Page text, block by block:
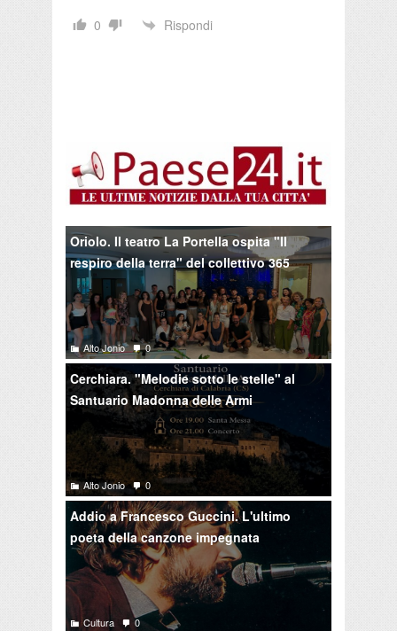
0 Rispondi
Oriolo. Il teatro La Portella ospita "Il
respiro della terra" del collettivo 365
Alto Jonio 0
Cerchiara. "Melodie sotto le stelle" al
Santuario Madonna delle Armi
Alto Jonio 0
Addio a Francesco Guccini. L'ultimo
poeta della canzone impegnata
Cultura 0